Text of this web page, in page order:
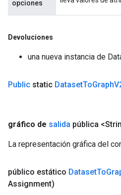
opciones
Devoluciones
una nueva instancia de
Public static DatasetToGraph
gráfico de salida pública
La representación gráfica del
público estático DatasetTo
Assignment)